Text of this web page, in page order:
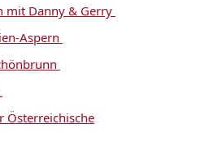
mit Danny & Gerry
Aspern
Österreichische